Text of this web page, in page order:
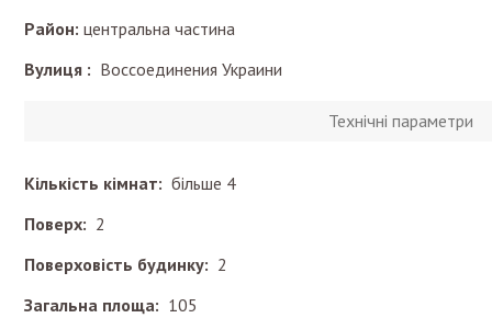
Район: центральна частина
Вулиця : Воссоединения Украини
Технічні параметри
Кількість кімнат: більше 4
Поверх: 2
Поверховість будинку: 2
Загальна площа: 105